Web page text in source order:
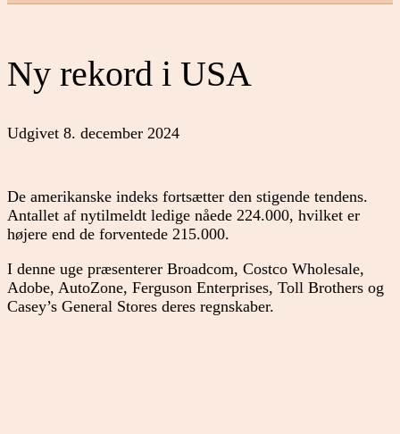
Ny rekord i USA
Udgivet 8. december 2024
De amerikanske indeks fortsætter den stigende tendens.
Antallet af nytilmeldt ledige nåede 224.000, hvilket er
højere end de forventede 215.000.
I denne uge præsenterer Broadcom, Costco Wholesale,
Adobe, AutoZone, Ferguson Enterprises, Toll Brothers og
Casey’s General Stores deres regnskaber.